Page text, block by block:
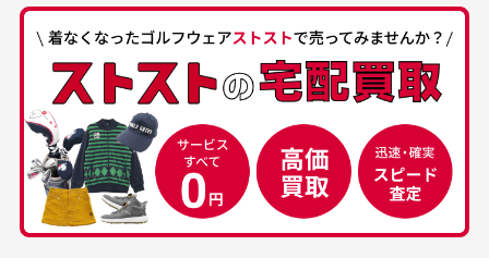
30代男性
中古ゴルフウェアの
品揃えがすごい
50代男性
安心して中古ウェア
を買えるお店です
は自動的にカート内の商品が削除されますのでご注意
下さい。
お気に入り機能をご利用下さい。
経年劣化について
当店では商品の管理には細心の注意を払っておりま
すが、経年により素材の劣化やパーツの強度低下が
生じている場合がございます。
銀行振込（前払い）